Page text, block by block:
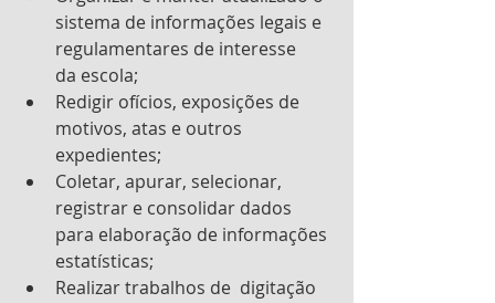
sistema de informações legais e
regulamentares de interesse
da escola;
Redigir ofícios, exposições de
motivos, atas e outros
expedientes;
Coletar, apurar, selecionar,
registrar e consolidar dados
para elaboração de informações
estatísticas;
Realizar trabalhos de  digitação